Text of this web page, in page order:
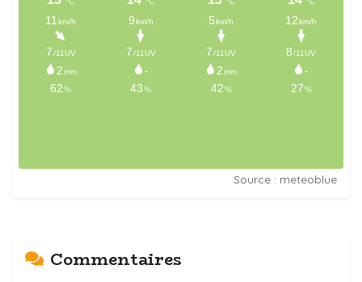
Source : meteoblue
Commentaires